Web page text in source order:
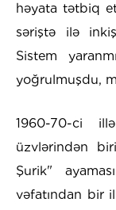
həyata tətbiq
səriştə ilə
Sistem
yoğrulmuşdu,
1960-70-ci
üzvlərindən
Şurik"
vəfatından bir